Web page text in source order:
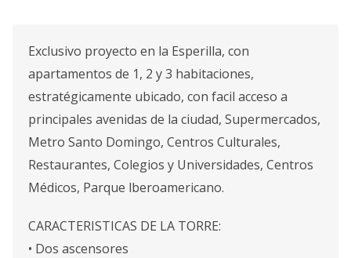
Exclusivo proyecto en la Esperilla, con
apartamentos de 1, 2 y 3 habitaciones,
estratégicamente ubicado, con facil acceso a
principales avenidas de la ciudad, Supermercados,
Metro Santo Domingo, Centros Culturales,
Restaurantes, Colegios y Universidades, Centros
Médicos, Parque lberoamericano.
CARACTERISTICAS DE LA TORRE:
• Dos ascensores